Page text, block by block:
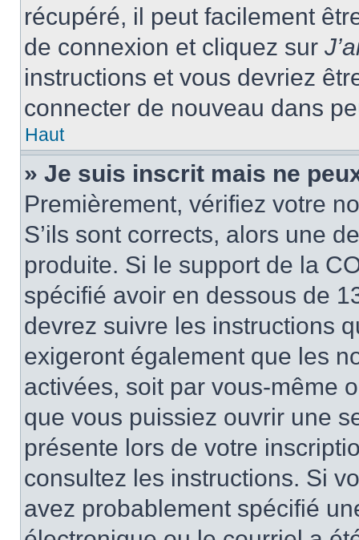
récupéré, il peut facilement
de connexion et cliquez sur
instructions et vous devriez
connecter de nouveau dans
Haut
» Je suis inscrit mais ne
Premièrement, vérifiez votre
S’ils sont corrects, alors une
produite. Si le support de la
spécifié avoir en dessous de
devrez suivre les instructions
exigeront également que les
activées, soit par vous-même
que vous puissiez ouvrir une
présente lors de votre
consultez les instructions. Si
avez probablement spécifié